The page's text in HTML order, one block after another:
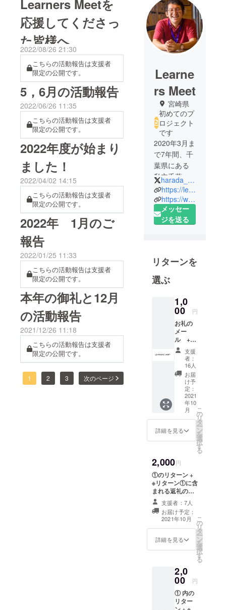
Learners Meetを
応援してくださっ
た皆様へ
2022/08/26 21:30
こちらの活動報告は支援者
限定の公開です。
5，6月の活動報告
2022/06/26 11:35
こちらの活動報告は支援者
限定の公開です。
2022年度が始まり
ました！
2022/04/02 14:15
こちらの活動報告は支援者
限定の公開です。
2022年 1月のご
報告
2022/01/25 11:33
こちらの活動報告は支援者
限定の公開です。
本年の御礼と12月
の活動報告
2021/12/26 11:18
こちらの活動報告は支援者
限定の公開です。
1 2 3 次のページ
Learne
rs Meet
宮崎県
初めてのプ
ロジェクト
です
2020年3月ま
で7年間、千
葉県にある
私立千葉英
和高校で専
任・英語教
諭として勤
めていまし
住し、7月か
ら今の
Leaners
Meet(ラー
ナーズミー
ト)を正式に
オープンし
ました。
子どもだけ
でもなく大
人だけでも
なく、学び
の機会を欲
する全ての
人たちが気
軽に学べる
場所、そし
出会いを通
じてさらに
自身のこと
を考えた
り、将来や
他者のこと
を考えられ
る機会を提
供できるよ
なればいい
なと思い、
活動させて
harada_eiji
https://learnersmeet.com
https://www.facebook.com/learnersmeet/
メッセー
ジを送る
リターンを
選ぶ
1,0
00 円
お礼の
メー
ル +
毎月の
活動/イ
ベント
報告
(2021年
10月～
2022年
10月)
+ ホー
ムペー
ジにお
名前(所
属)記載
に必ず
備考欄
に掲載
ご希望
のお名
前をご
記入く
ださ
い。
支援
者：
16人
お届
け予
定：
2021
年10
月
詳細を見る
こ
の
リ
タ
ー
ン
を
選
択
す
る
2,000円
①のリターン +
※リターン①に含
まれる返礼のた
め、支援時に必
ず備考欄に掲載
ご希望のお名前
をご記入くださ
い。 分析の得意
な原田の独断と
コメントを考え
るため、原田と
の付き合いに関
係なく以下の情
報をお教えくだ
支援者：7人
お届け予定：
2021年10月
詳細を見る
こ
の
リ
タ
ー
ン
を
選
択
す
る
2,0
00 円
① 内の
リター